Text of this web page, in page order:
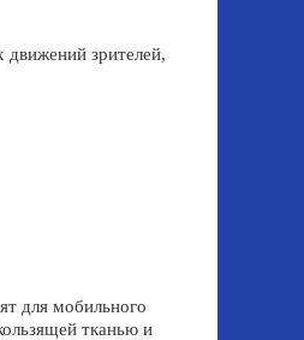
движений зрителей,
для мобильного
тканью и